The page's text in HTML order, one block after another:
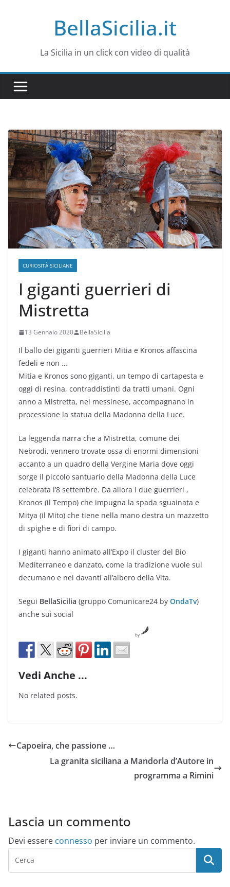
BellaSicilia.it
La Sicilia in un click con video di qualità
CURIOSITÀ SICILIANE
I giganti guerrieri di
Mistretta
13 Gennaio 2020 BellaSicilia
Il ballo dei giganti guerrieri Mitia e Kronos affascina
fedeli e non …
Mitia e Kronos sono giganti, un tempo di cartapesta e
oggi di resina, contraddistinti da tratti umani. Ogni
anno a Mistretta, nel messinese, accompagnano in
processione la statua della Madonna della Luce.
La leggenda narra che a Mistretta, comune dei
Nebrodi, vennero trovate ossa di enormi dimensioni
accanto a un quadro della Vergine Maria dove oggi
sorge il piccolo santuario della Madonna della Luce
celebrata l’8 settembre. Da allora i due guerrieri ,
Kronos (il Tempo) che impugna la spada sguainata e
Mitya (il Mito) che tiene nella mano destra un mazzetto
di spighe e di fiori di campo.
I giganti hanno animato all’Expo il cluster del Bio
Mediterraneo e danzato, come la tradizione vuole sul
decumano e nei davanti all’albero della Vita.
Segui BellaSicilia (gruppo Comunicare24 by OndaTv)
anche sui social
by
Vedi Anche ...
No related posts.
Capoeira, che passione …
La granita siciliana a Mandorla d’Autore in
programma a Rimini
Lascia un commento
Devi essere connesso per inviare un commento.